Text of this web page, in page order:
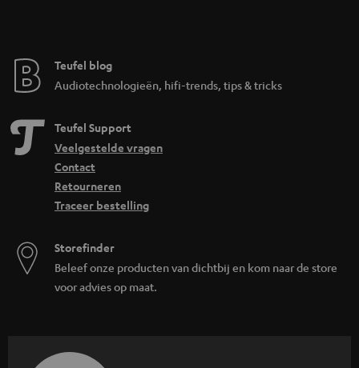
Teufel blog
Audiotechnologieën, hifi-trends, tips & tricks
Teufel Support
Veelgestelde vragen
Contact
Retourneren
Traceer bestelling
Storefinder
Beleef onze producten van dichtbij en kom naar de store
voor advies op maat.